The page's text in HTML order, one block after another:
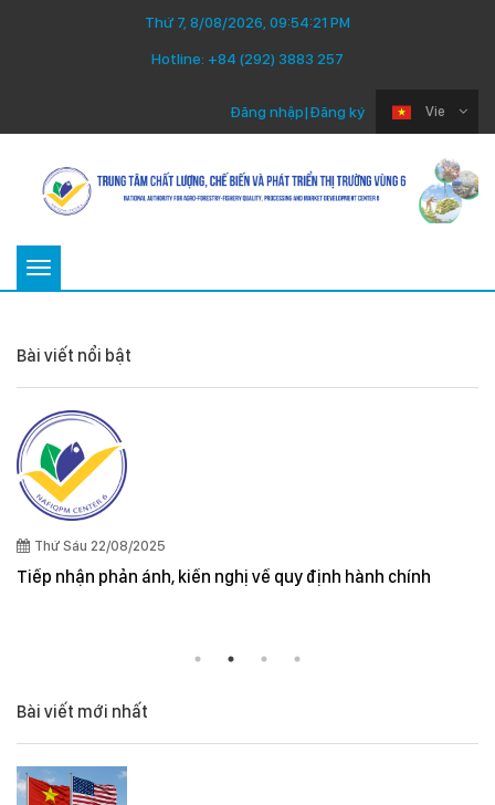
Thứ 7, 8/08/2026, 09:54:22 PM
Hotline: +84 (292) 3883 257
Vie
Đăng nhập|Đăng ký
Toggle
Bài viết nổi bật
Thứ Sáu 22/08/2025
Tiếp nhận phản ánh, kiến nghị về quy định hành chính
Bài viết mới nhất